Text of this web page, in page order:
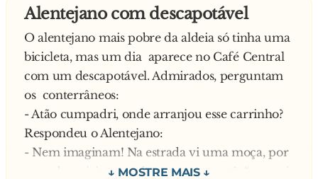
Alentejano com descapotável
O alentejano mais pobre da aldeia só tinha uma
bicicleta, mas um dia aparece no Café Central
com um descapotável. Admirados, perguntam
os conterrâneos:
- Atão cumpadri, onde arranjou esse carrinho?
Respondeu o Alentejano:
- Nem imaginam! Na estrada vi uma moça, por
acaso bem jeitosa, a chorar e perguntê: “o que é